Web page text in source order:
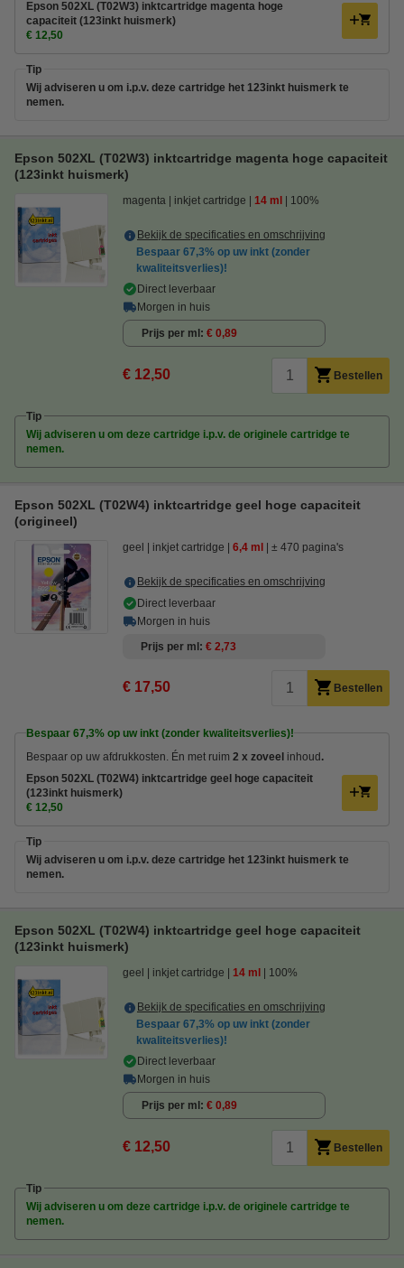
Epson 502XL (T02W3) inktcartridge magenta hoge
capaciteit (123inkt huismerk)
€ 12,50
Tip
Wij adviseren u om i.p.v. deze cartridge het 123inkt huismerk te
nemen.
Epson 502XL (T02W3) inktcartridge magenta hoge capaciteit
(123inkt huismerk)
magenta inkjet cartridge 14 ml 100%
Bekijk de specificaties en omschrijving
Bespaar 67,3% op uw inkt (zonder
kwaliteitsverlies)!
Direct leverbaar
Morgen in huis
Prijs per ml € 0,89
€ 12,50 Bestellen
Tip
Wij adviseren u om deze cartridge i.p.v. de originele cartridge te
nemen.
Epson 502XL (T02W4) inktcartridge geel hoge capaciteit
(origineel)
geel inkjet cartridge 6,4 ml ± 470 pagina's
Bekijk de specificaties en omschrijving
Direct leverbaar
Morgen in huis
Prijs per ml
€ 2,73
€ 17,50 Bestellen
Bespaar 67,3% op uw inkt (zonder kwaliteitsverlies)!
Bespaar op uw afdrukkosten. Én met ruim 2 x zoveel inhoud .
Epson 502XL (T02W4) inktcartridge geel hoge capaciteit
(123inkt huismerk)
€ 12,50
Tip
Wij adviseren u om i.p.v. deze cartridge het 123inkt huismerk te
nemen.
Epson 502XL (T02W4) inktcartridge geel hoge capaciteit
(123inkt huismerk)
geel inkjet cartridge 14 ml 100%
Bekijk de specificaties en omschrijving
Bespaar 67,3% op uw inkt (zonder
kwaliteitsverlies)!
Direct leverbaar
Morgen in huis
Prijs per ml € 0,89
€ 12,50 Bestellen
Tip
Wij adviseren u om deze cartridge i.p.v. de originele cartridge te
nemen.